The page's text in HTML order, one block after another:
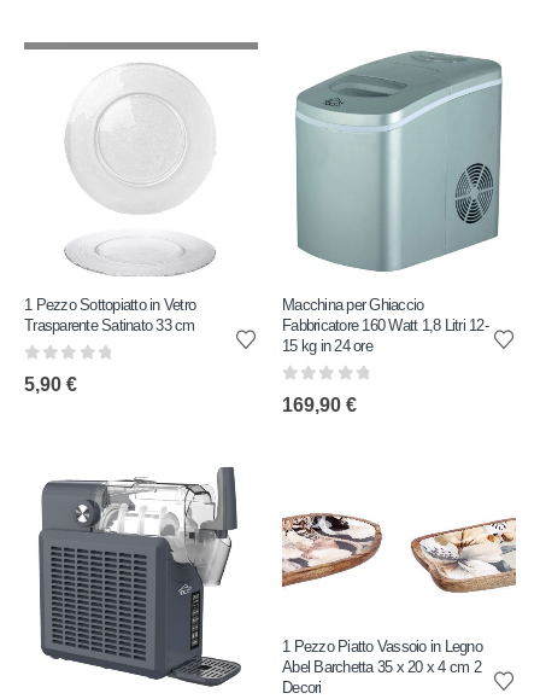
1 Pezzo Sottopiatto in Vetro
Trasparente Satinato 33 cm
0 out of 5
5,90 €
Macchina per Ghiaccio
Fabbricatore 160 Watt 1,8 Litri 12-
15 kg in 24 ore
0 out of 5
169,90 €
1 Pezzo Piatto Vassoio in Legno
Abel Barchetta 35 x 20 x 4 cm 2
Decori